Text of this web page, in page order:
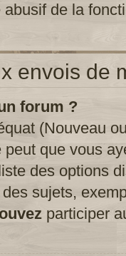
de la
envois de
forum ?
(Nouveau
que vous
des options
sujets,
participer